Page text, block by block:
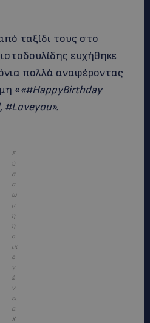
ταξίδι τους στο
ευχήθηκε
πολλά αναφέροντας
««#HappyBirthday
#Loveyou».
Σ
ύ
σ
σ
ω
μ
η
η
ο
ικ
ο
γ
έ
ν
ει
α
Χ